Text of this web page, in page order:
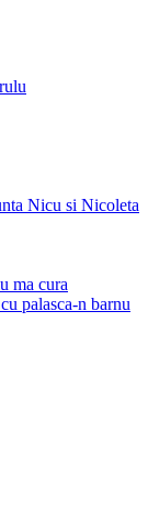
Nicu si Nicoleta
ma cura
palasca-n barnu